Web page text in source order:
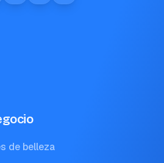
de belleza